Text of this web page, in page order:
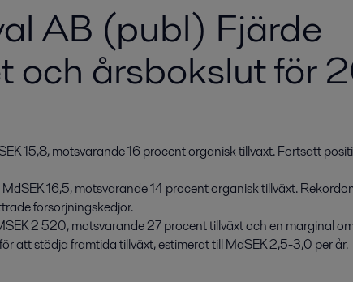
AB (publ) Fjärde
och årsbokslut för
15,8, motsvarande 16 procent organisk tillväxt. Fortsatt
MdSEK 16,5, motsvarande 14 procent organisk tillväxt.
försörjningskedjor.
MSEK 2 520, motsvarande 27 procent tillväxt och en marginal
för att stödja framtida tillväxt, estimerat till MdSEK 2,5-3,0 per år.